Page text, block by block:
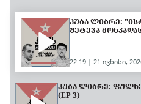
ᲙᲣᲑᲐ ᲚᲘᲑᲠᲔ:
ᲨᲔᲢᲔᲕᲐ
22:19 | 21 ივნისი,
ᲙᲣᲑᲐ ᲚᲘᲑᲠᲔ:
(EP 3)